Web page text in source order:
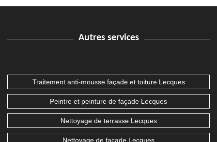
Autres services
Traitement anti-mousse façade et toiture Lecques
Peintre et peinture de façade Lecques
Nettoyage de terrasse Lecques
Nettoyage de façade Lecques